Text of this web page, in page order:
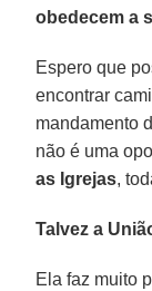
obedecem a
Espero que
encontrar
mandamento
não é uma
as Igrejas,
Talvez a
Ela faz muito